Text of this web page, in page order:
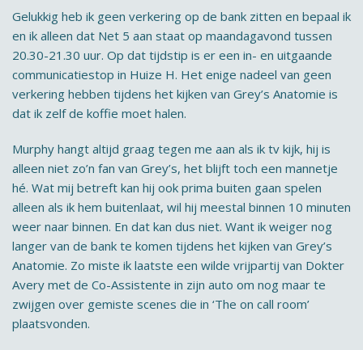
Gelukkig heb ik geen verkering op de bank zitten en bepaal ik
en ik alleen dat Net 5 aan staat op maandagavond tussen
20.30-21.30 uur. Op dat tijdstip is er een in- en uitgaande
communicatiestop in Huize H. Het enige nadeel van geen
verkering hebben tijdens het kijken van Grey’s Anatomie is
dat ik zelf de koffie moet halen.
Murphy hangt altijd graag tegen me aan als ik tv kijk, hij is
alleen niet zo’n fan van Grey’s, het blijft toch een mannetje
hé. Wat mij betreft kan hij ook prima buiten gaan spelen
alleen als ik hem buitenlaat, wil hij meestal binnen 10 minuten
weer naar binnen. En dat kan dus niet. Want ik weiger nog
langer van de bank te komen tijdens het kijken van Grey’s
Anatomie. Zo miste ik laatste een wilde vrijpartij van Dokter
Avery met de Co-Assistente in zijn auto om nog maar te
zwijgen over gemiste scenes die in ‘The on call room’
plaatsvonden.